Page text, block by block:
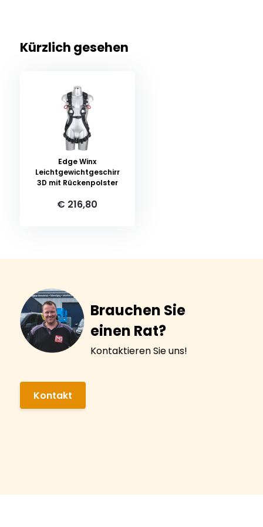
Kürzlich gesehen
Edge Winx
Leichtgewichtgeschirr
3D mit Rückenpolster
€ 216,80
Brauchen Sie
einen Rat?
Kontaktieren Sie uns!
Kontakt